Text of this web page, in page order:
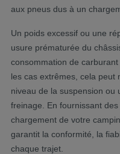
aux pneus dus à un
Un poids excessif ou une
usure prématurée du
consommation de
les cas extrêmes, cela peut
niveau de la suspension ou
freinage. En fournissant
chargement de votre
garantit la conformité, la
chaque trajet.